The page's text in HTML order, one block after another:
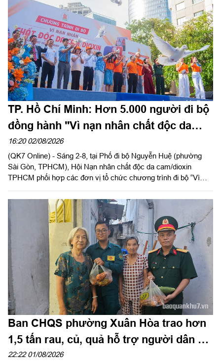
Hồ Chí Minh. Thiếu tướng Phan Quốc Việt, Phó Tư lệnh, Tham
mưu trưởng Bộ Tư lệnh Thành phố và cơ quan Bộ Tư lệnh
Thành phố làm việc với đoàn.
TP. Hồ Chí Minh: Hơn 5.000 người đi bộ
đồng hành "Vì nạn nhân chất độc da
cam"
16:20 02/08/2026
(QK7 Online) - Sáng 2-8, tại Phố đi bộ Nguyễn Huệ (phường
Sài Gòn, TPHCM), Hội Nạn nhân chất độc da cam/dioxin
TPHCM phối hợp các đơn vị tổ chức chương trình đi bộ “Vì
năm Ngày Thảm họa da cam ở Việt Nam (10-8-1961 - 10-8-
Ban CHQS phường Xuân Hòa trao hơn
1,5 tấn rau, củ, quả hỗ trợ người dân có
hoàn cảnh khó khăn
22:22 01/08/2026